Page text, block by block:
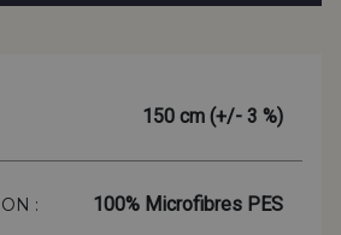
150 cm (+/- 3 %)
: 100% Microfibres PES